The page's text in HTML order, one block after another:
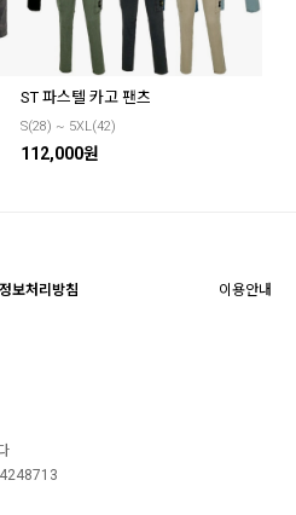
ST 파스텔 카고 팬츠
S(28) ~ 5XL(42)
112,000원
보처리방침 이용안내